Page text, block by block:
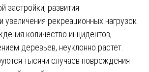
застройки, развития
увеличения рекреационных нагрузок
количество инцидентов,
деревьев, неуклонно растет.
тысячи случаев повреждения